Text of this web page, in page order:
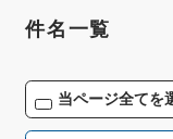
件名一覧
当ページ全てを